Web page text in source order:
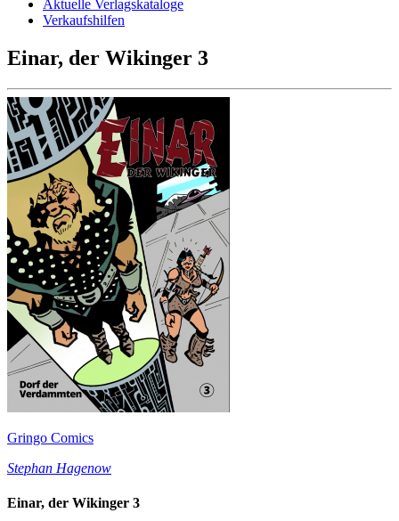
Aktuelle Verlagskataloge
Verkaufshilfen
Einar, der Wikinger 3
Gringo Comics
Stephan Hagenow
Einar, der Wikinger 3